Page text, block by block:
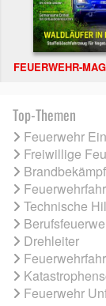
FEUERWEHR-
Top-Themen
Feuerwehr
Freiwillige
Technische
Drehleiter
Feuerwehr